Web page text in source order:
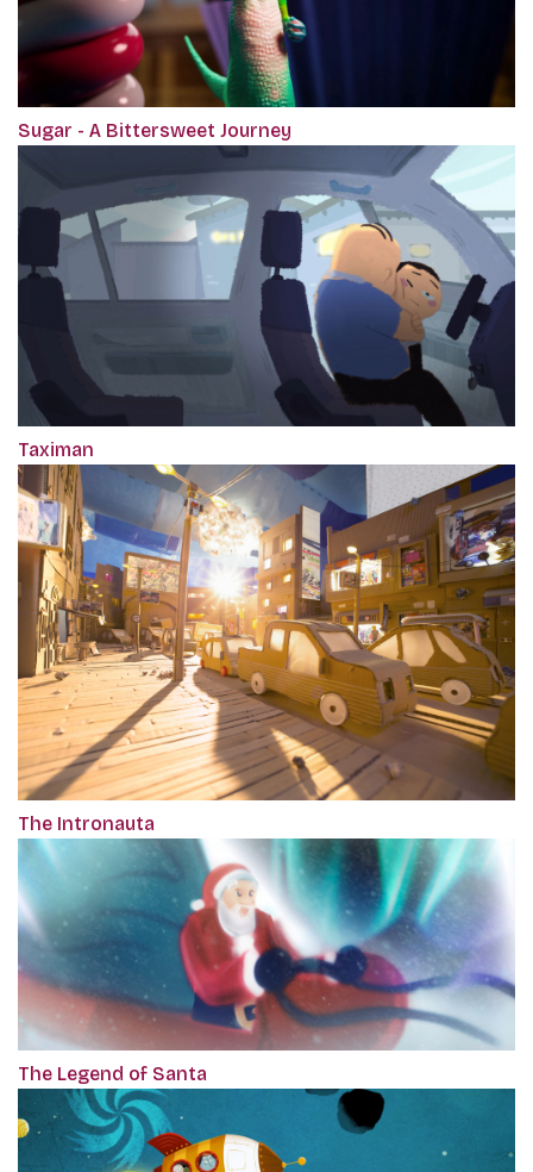
Sugar - A Bittersweet Journey
Taximan
The Intronauta
The Legend of Santa